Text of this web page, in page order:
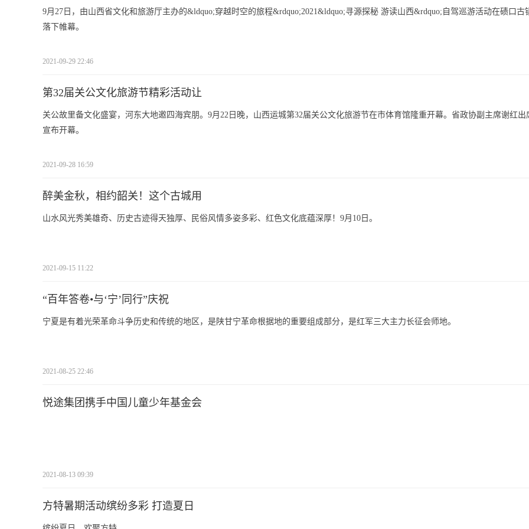
9月27日，由山西省文化和旅游厅主办的&ldquo;穿越时空的旅程&rdquo;2021&ldquo;寻源探秘 游读山西&rdquo;自驾巡游活动在碛口古
落下帷幕。
2021-09-29 22:46
第32届关公文化旅游节精彩活动让
关公故里备文化盛宴，河东大地邀四海宾朋。9月22日晚，山西运城第32届关公文化旅游节在市体育馆隆重开幕。省政协副主席谢红出
宣布开幕。
2021-09-28 16:59
醉美金秋，相约韶关！这个古城用
山水风光秀美雄奇、历史古迹得天独厚、民俗风情多姿多彩、红色文化底蕴深厚！9月10日。
2021-09-15 11:22
“百年答卷•与‘宁’同行”庆祝
宁夏是有着光荣革命斗争历史和传统的地区，是陕甘宁革命根据地的重要组成部分，是红军三大主力长征会师地。
2021-08-25 22:46
悦途集团携手中国儿童少年基金会
2021-08-13 09:39
方特暑期活动缤纷多彩 打造夏日